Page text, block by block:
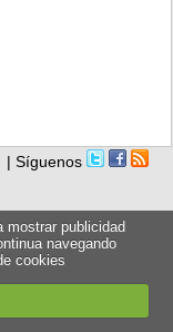
| Síguenos
mostrar publicidad
navegando
cookies